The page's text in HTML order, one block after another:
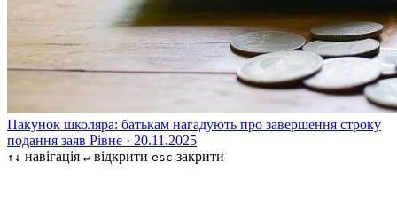
Пакунок школяра: батькам нагадують про завершення строку
подання заяв Рівне · 20.11.2025
↑↓ навігація ↵ відкрити esc закрити